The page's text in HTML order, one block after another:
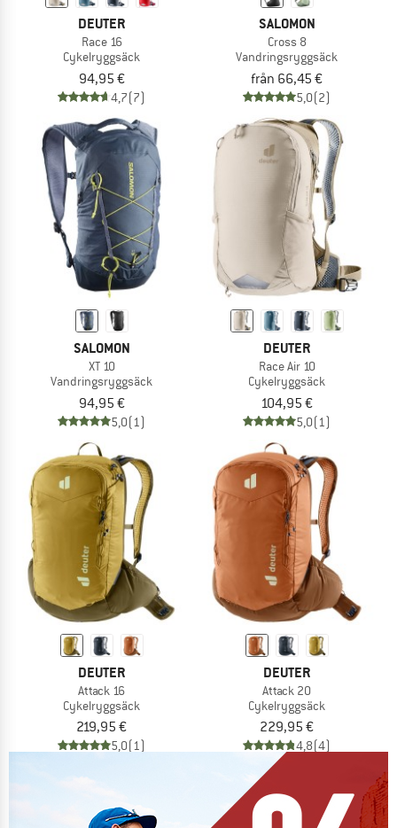
DEUTER
Race 16
Cykelryggsäck
94,95 €
4,7(7)
SALOMON
Cross 8
Vandringsryggsäck
från 66,45 €
5,0(2)
SALOMON
XT 10
Vandringsryggsäck
94,95 €
5,0(1)
DEUTER
Race Air 10
Cykelryggsäck
104,95 €
5,0(1)
DEUTER
Attack 16
Cykelryggsäck
219,95 €
5,0(1)
DEUTER
Attack 20
Cykelryggsäck
229,95 €
4,8(4)